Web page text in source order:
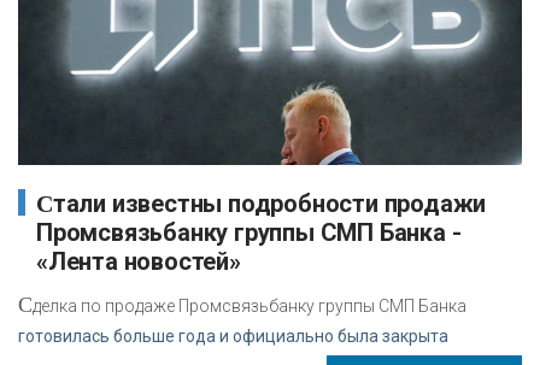
Стали известны подробности продажи
Промсвязьбанку группы СМП Банка -
«Лента новостей»
Сделка по продаже Промсвязьбанку группы СМП Банка
готовилась больше года и официально была закрыта